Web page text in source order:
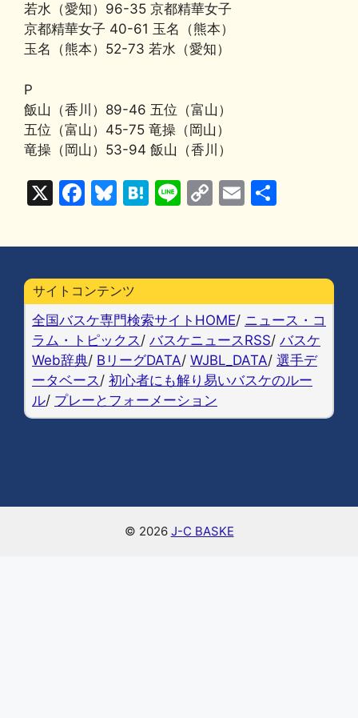
若水（愛知）96-35 京都精華女子
京都精華女子 40-61 玉名（熊本）
玉名（熊本）52-73 若水（愛知）
P
飯山（香川）89-46 五位（富山）
五位（富山）45-75 竜操（岡山）
竜操（岡山）53-94 飯山（香川）
X
F
c
b
o
o
k
Bl
e
k
y
H
e
Li
e
C
p
n
k
E
ai
サイトコンテンツ
全国バスケ専門検索サイトHOME/ ニュース・コ
ラム・トピックス/ バスケニュースRSS/ バスケ
Web辞典/ BリーグDATA/ WJBL_DATA/ 選手デ
ータベース/ 初心者にも解り易いバスケのルー
ル/ プレーとフォーメーション
© 2026 J-C BASKE